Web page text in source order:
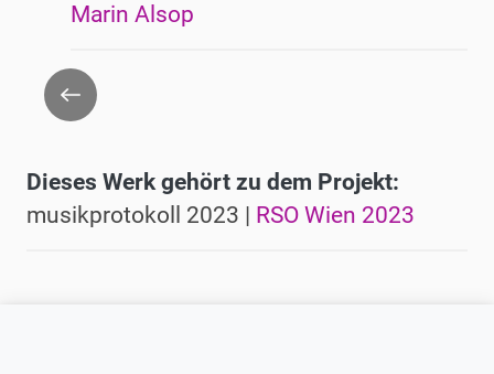
Marin Alsop
Go
back
Dieses Werk gehört zu dem Projekt:
musikprotokoll 2023 | RSO Wien 2023